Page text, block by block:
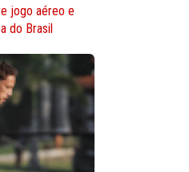
jogo aéreo e
do Brasil